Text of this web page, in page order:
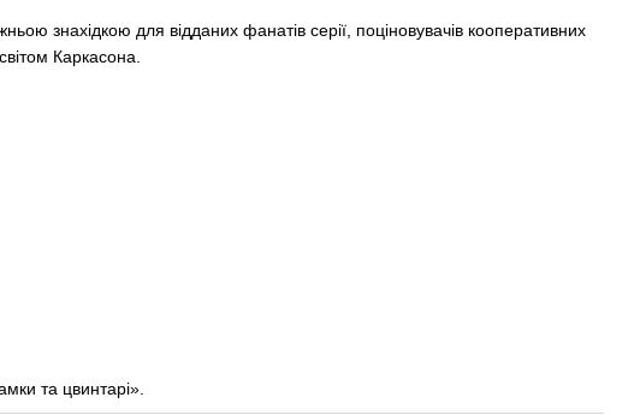
знахідкою для відданих фанатів серії, поціновувачів кооперативних
Каркасона.
та цвинтарі».